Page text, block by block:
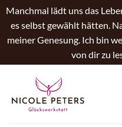
Manchmal lädt uns das
es selbst gewählt hätten.
meiner Genesung. Ich bin
von dir zu
springen